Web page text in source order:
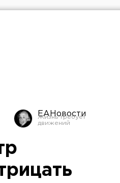
ЕАНовости